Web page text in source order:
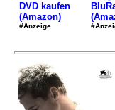
DVD kaufen
(Amazon)
#Anzeige